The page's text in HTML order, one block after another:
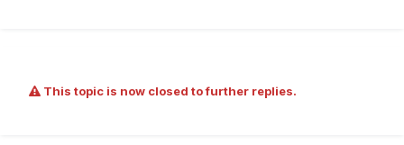
This topic is now closed to further replies.